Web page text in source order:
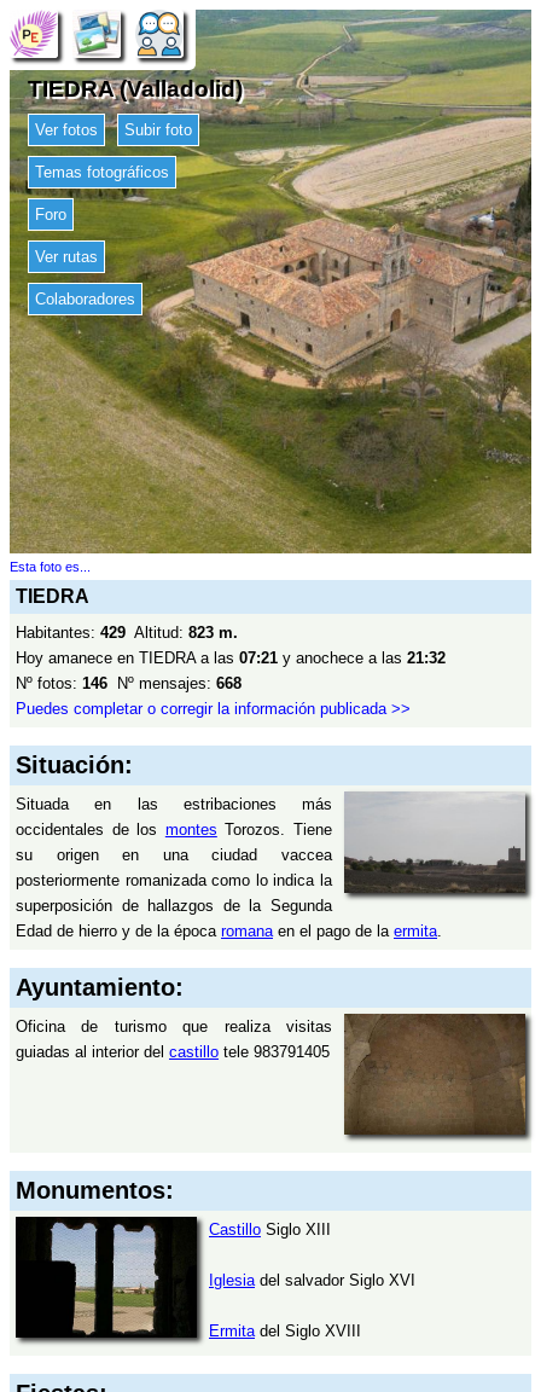
TIEDRA (Valladolid)
Ver fotos Subir foto
Temas fotográficos
Foro
Ver rutas
Colaboradores
Esta foto es...
TIEDRA
Habitantes: 429 Altitud: 823 m.
Hoy amanece en TIEDRA a las 07:21 y anochece a las 21:32
Nº fotos: 146 Nº mensajes: 668
Puedes completar o corregir la información publicada >>
Situación:
Situada en las estribaciones más
occidentales de los montes Torozos. Tiene
su origen en una ciudad vaccea
posteriormente romanizada como lo indica la
superposición de hallazgos de la Segunda
Edad de hierro y de la época romanaen el pago de la ermita.
Ayuntamiento:
Oficina de turismo que realiza visitas
guiadas al interior del castillo tele 983791405
Monumentos:
Castillo Siglo XIII
Iglesia del salvador Siglo XVI
Ermita del Siglo XVIII